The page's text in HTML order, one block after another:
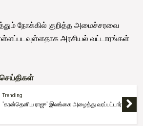
நோக்கில் குறித்த அமைச்சரவை
அரசியல் வட்டாரங்கள்
செய்திகள்
நிர்ணயிக்கப்பட்ட திகதிகளில் பரீட்சைகள்